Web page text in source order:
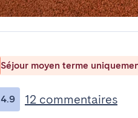
Séjour moyen terme
4.9 12 commentaires